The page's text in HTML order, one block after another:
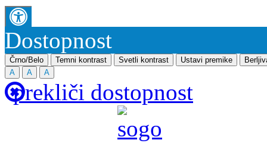
Dostopnost
Črno/Belo Temni kontrast Svetli kontrast Ustavi premike
A
A A
prekliči dostopnost